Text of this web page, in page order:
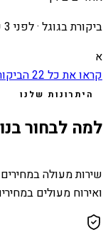
ביקורת בגוגל ·לפני 3 שנים
א
קראו את כל 22
היתרונות שלנו
למה לבחור
שירות מעולה במחירים
ואירוח מעולים